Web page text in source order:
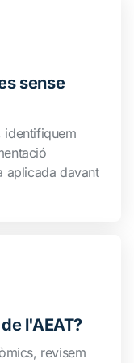
sense
identifiquem
aplicada davant
l'AEAT?
revisem